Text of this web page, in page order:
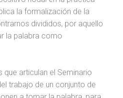
la formalización de la
divididos, por aquello
la palabra como
que articulan el Seminario
trabajo de un conjunto de